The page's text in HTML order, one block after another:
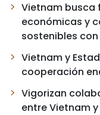
Vietnam busca
económicas y
sostenibles
Vietnam y
cooperación
Vigorizan
entre Vietnam